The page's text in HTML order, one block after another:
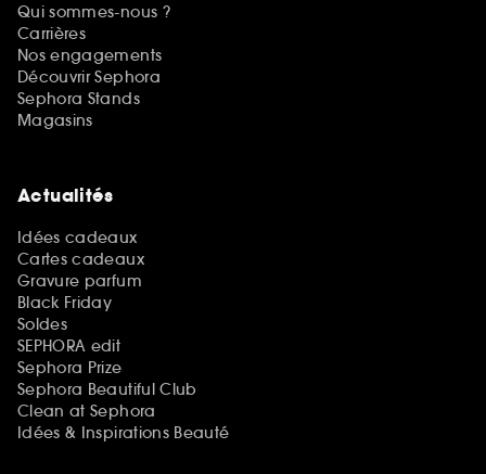
Qui sommes-nous ?
Carrières
Nos engagements
Découvrir Sephora
Sephora Stands
Magasins
Actualités
Idées cadeaux
Cartes cadeaux
Gravure parfum
Black Friday
Soldes
SEPHORA edit
Sephora Prize
Sephora Beautiful Club
Clean at Sephora
Idées & Inspirations Beauté